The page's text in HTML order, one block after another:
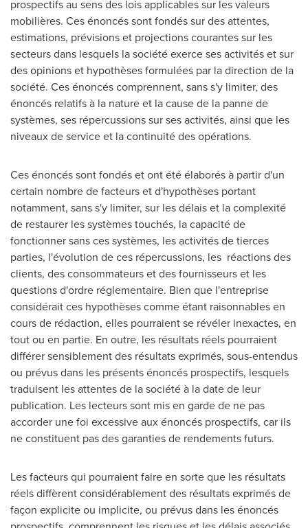
prospectifs au sens des lois applicables sur les valeurs
mobilières. Ces énoncés sont fondés sur des attentes,
estimations, prévisions et projections courantes sur les
secteurs dans lesquels la société exerce ses activités et sur
des opinions et hypothèses formulées par la direction de la
société. Ces énoncés comprennent, sans s'y limiter, des
énoncés relatifs à la nature et la cause de la panne de
systèmes, ses répercussions sur ses activités, ainsi que les
niveaux de service et la continuité des opérations.
Ces énoncés sont fondés et ont été élaborés à partir d'un
certain nombre de facteurs et d'hypothèses portant
notamment, sans s'y limiter, sur les délais et la complexité
de restaurer les systèmes touchés, la capacité de
fonctionner sans ces systèmes, les activités de tierces
parties, l'évolution de ces répercussions, les réactions des
clients, des consommateurs et des fournisseurs et les
questions d'ordre réglementaire. Bien que l'entreprise
considérait ces hypothèses comme étant raisonnables en
cours de rédaction, elles pourraient se révéler inexactes, en
tout ou en partie. En outre, les résultats réels pourraient
différer sensiblement des résultats exprimés, sous-entendus
ou prévus dans les présents énoncés prospectifs, lesquels
traduisent les attentes de la société à la date de leur
publication. Les lecteurs sont mis en garde de ne pas
accorder une foi excessive aux énoncés prospectifs, car ils
ne constituent pas des garanties de rendements futurs.
Les facteurs qui pourraient faire en sorte que les résultats
réels diffèrent considérablement des résultats exprimés de
façon explicite ou implicite, ou prévus dans les énoncés